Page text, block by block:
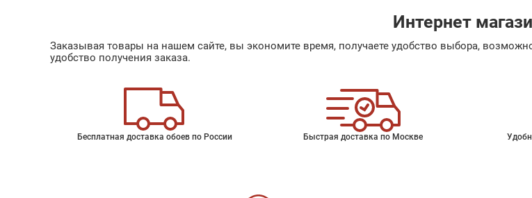
Интернет
Заказывая товары на нашем сайте, вы экономите время, получаете удобство выбора,
удобство получения заказа.
Бесплатная доставка обоев по России Быстрая доставка по Москве